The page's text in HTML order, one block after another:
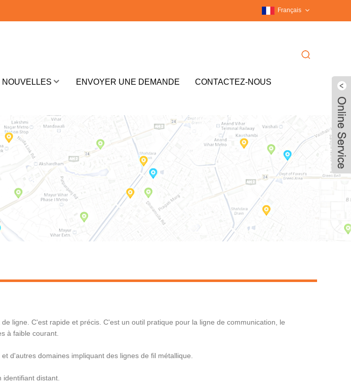
Français
NOUVELLES ENVOYER UNE DEMANDE CONTACTEZ-NOUS
ligne. C'est rapide et précis. C'est un outil pratique pour la ligne de communication, le
à faible courant.
d'autres domaines impliquant des lignes de fil métallique.
distant.